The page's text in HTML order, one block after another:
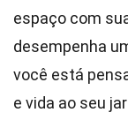
espaço com
desempenha
você está
e vida ao seu